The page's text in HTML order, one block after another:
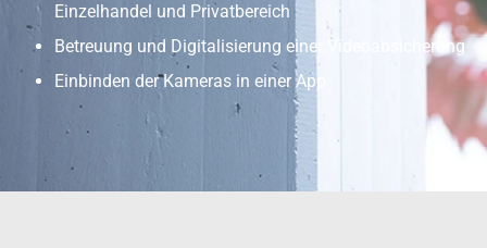
Einzelhandel und Privatbereich
Betreuung und Digitalisierung einer Videoabsicherung
Einbinden der Kameras in einer App